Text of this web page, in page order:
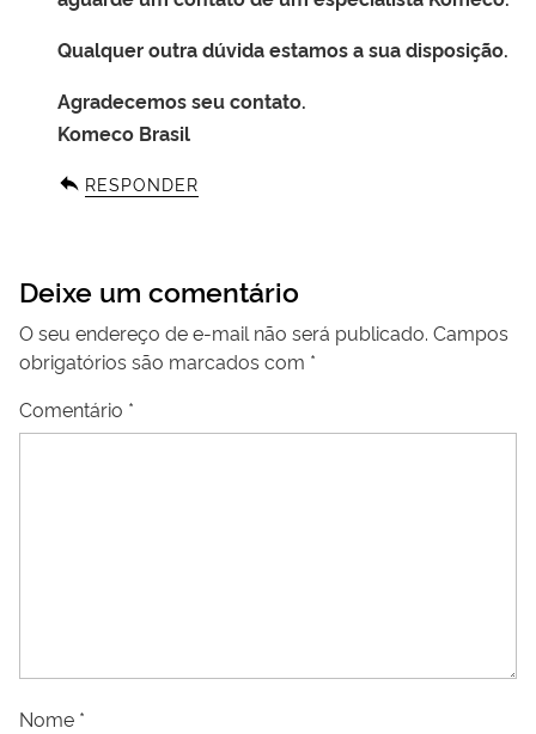
Qualquer outra dúvida estamos a sua disposição.
Agradecemos seu contato.
Komeco Brasil
RESPONDER
Deixe um comentário
O seu endereço de e-mail não será publicado. Campos
obrigatórios são marcados com *
Comentário *
Nome *